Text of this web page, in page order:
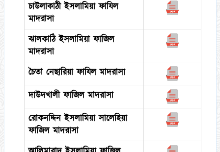
চাউলাকাঠী ইসলামিয়া ফাযিল
মাদরাসা
ঝালকাঠি ইসলামিয়া ফাজিল
মাদরাসা
চৈতা নেছারিয়া ফাযিল মাদরাসা
দাউদখালী ফাজিল মাদরাসা
রোকনদ্দিন ইসলামিয়া সালেহিয়া
ফাজিল মাদরাসা